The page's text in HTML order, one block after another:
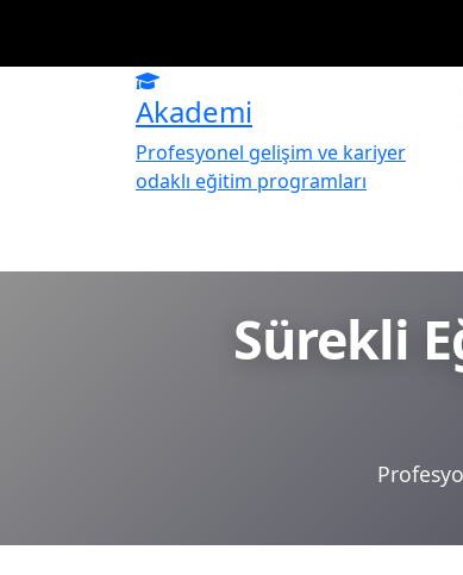
Akademi
Profesyonel gelişim ve kariyer
odaklı eğitim programları
Sürekli